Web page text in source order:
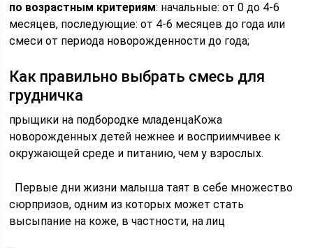
по возрастным критериям: начальные: от 0 до 4-6
месяцев, последующие: от 4-6 месяцев до года или
смеси от периода новорожденности до года;
Как правильно выбрать смесь для
грудничка
прыщики на подбородке младенцаКожа
новорожденных детей нежнее и восприимчивее к
окружающей среде и питанию, чем у взрослых.
Первые дни жизни малыша таят в себе множество
сюрпризов, одним из которых может стать
высыпание на коже, в частности, на лиц